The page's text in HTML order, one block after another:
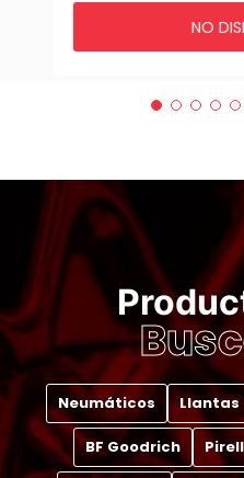
NO
Neumáticos Llantas
BF Goodrich